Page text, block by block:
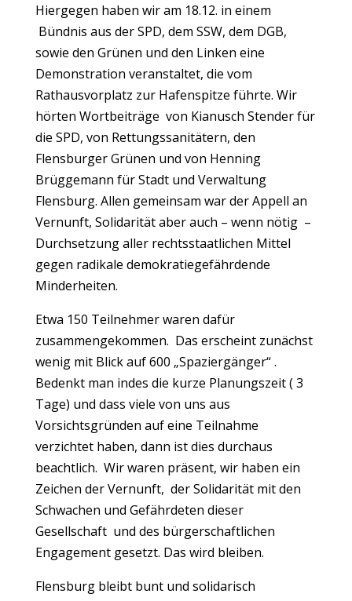
Hiergegen haben wir am 18.12. in einem
Bündnis aus der SPD, dem SSW, dem DGB,
sowie den Grünen und den Linken eine
Demonstration veranstaltet, die vom
Rathausvorplatz zur Hafenspitze führte. Wir
hörten Wortbeiträge von Kianusch Stender für
die SPD, von Rettungssanitätern, den
Flensburger Grünen und von Henning
Brüggemann für Stadt und Verwaltung
Flensburg. Allen gemeinsam war der Appell an
Vernunft, Solidarität aber auch – wenn nötig –
Durchsetzung aller rechtsstaatlichen Mittel
gegen radikale demokratiegefährdende
Minderheiten.
Etwa 150 Teilnehmer waren dafür
zusammengekommen. Das erscheint zunächst
wenig mit Blick auf 600 „Spaziergänger“ .
Bedenkt man indes die kurze Planungszeit ( 3
Tage) und dass viele von uns aus
Vorsichtsgründen auf eine Teilnahme
verzichtet haben, dann ist dies durchaus
beachtlich. Wir waren präsent, wir haben ein
Zeichen der Vernunft, der Solidarität mit den
Schwachen und Gefährdeten dieser
Gesellschaft und des bürgerschaftlichen
Engagement gesetzt. Das wird bleiben.
Flensburg bleibt bunt und solidarisch